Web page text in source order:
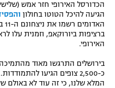
תקנון עבור פעילות אלקטרה
תקנון עבור פעילות ספורט 1 – "מרלן"
גיימינג E-Sports
תנאי שימוש
פוטבול אמריקאי NFL
בייסבול MLB
אומנויות לחימה
הכדורסל האירופי חזר אמש
הגיעה להיכל הטוטו בחולון
ברציפות ביורוקאפ, וזמנית עלו
האירופי.
בירושלים התרגשו מאוד
כ-2,500 צופים הגיעו
המלא שלנו, כי זה עוד לא באולם